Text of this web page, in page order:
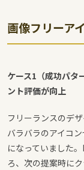
画像フリーア
ケース1（成功パタ
ント評価が向上
フリーランスのデ
バラバラのアイコ
になっていました
ろ、次の提案時に